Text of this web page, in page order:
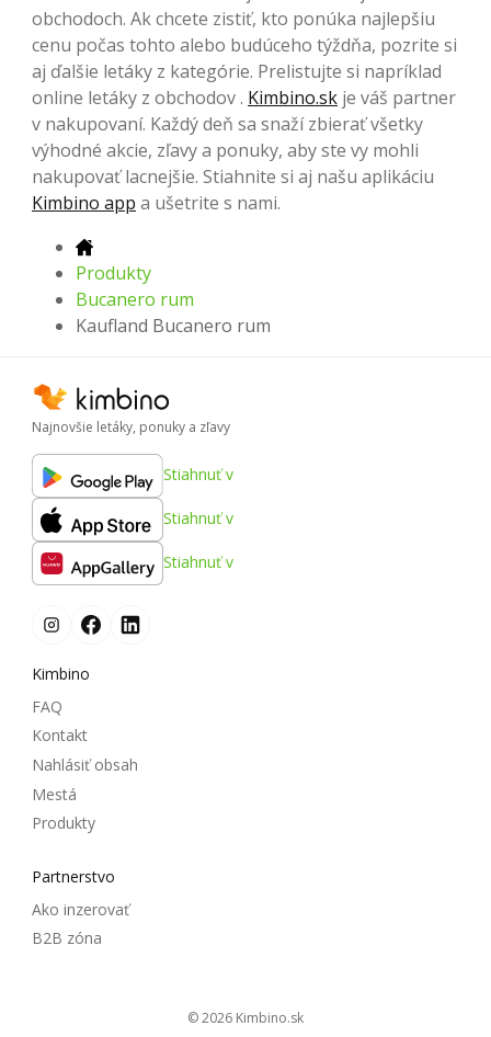
obchodoch. Ak chcete zistiť, kto ponúka najlepšiu
cenu počas tohto alebo budúceho týždňa, pozrite si
aj ďalšie letáky z kategórie. Prelistujte si napríklad
online letáky z obchodov . Kimbino.sk je váš partner
v nakupovaní. Každý deň sa snaží zbierať všetky
výhodné akcie, zľavy a ponuky, aby ste vy mohli
nakupovať lacnejšie. Stiahnite si aj našu aplikáciu
Kimbino app a ušetrite s nami.
Produkty
Bucanero rum
Kaufland Bucanero rum
Najnovšie letáky, ponuky a zľavy
Stiahnuť v
Stiahnuť v
Stiahnuť v
Kimbino
FAQ
Kontakt
Nahlásiť obsah
Mestá
Produkty
Partnerstvo
Ako inzerovať
B2B zóna
© 2026 kimbino.sk